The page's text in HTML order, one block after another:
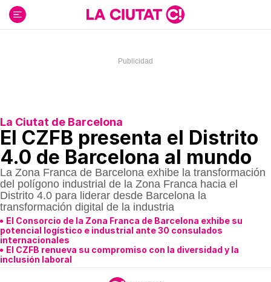
contenido
La Ciutat de Barcelona
El CZFB presenta el Distrito
4.0 de Barcelona al mundo
La Zona Franca de Barcelona exhibe la transformación
del polígono industrial de la Zona Franca hacia el
Distrito 4.0 para liderar desde Barcelona la
transformación digital de la industria
El Consorcio de la Zona Franca de Barcelona exhibe su
potencial logístico e industrial ante 30 consulados
internacionales
El CZFB renueva su compromiso con la diversidad y la
inclusión laboral